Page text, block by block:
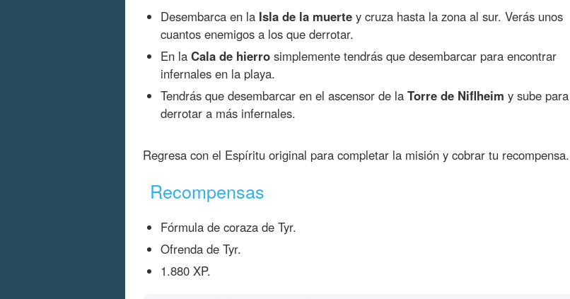
Desembarca en la Isla de la muerte y cruza hasta la zona al sur. Verás unos
cuantos enemigos a los que derrotar.
En la Cala de hierro simplemente tendrás que desembarcar para encontrar
infernales en la playa.
Tendrás que desembarcar en el ascensor de la Torre de Niflheim y sube para
derrotar a más infernales.
Regresa con el Espíritu original para completar la misión y cobrar tu recompensa.
Recompensas
Fórmula de coraza de Tyr.
Ofrenda de Tyr.
1.880 XP.